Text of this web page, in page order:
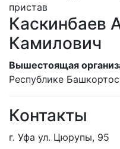
пристав
Каскинбаев
Камилович
Вышестоящая
Республике
Контакты
г. Уфа ул. Цюрупы, 95